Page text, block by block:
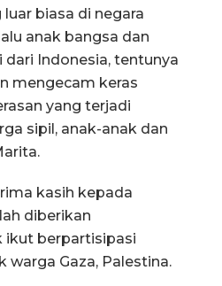
biasa di negara
anak bangsa dan
Indonesia, tentunya
mengecam keras
yang terjadi
sipil, anak-anak dan
kasih kepada
diberikan
ikut berpartisipasi
warga Gaza, Palestina.